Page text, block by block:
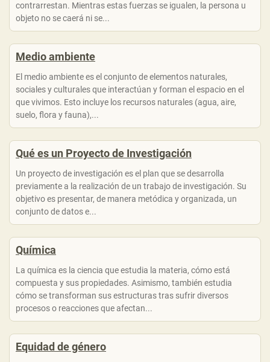
contrarrestan. Mientras estas fuerzas se igualen, la persona u
objeto no se caerá ni se...
Medio ambiente
El medio ambiente es el conjunto de elementos naturales,
sociales y culturales que interactúan y forman el espacio en el
que vivimos. Esto incluye los recursos naturales (agua, aire,
suelo, flora y fauna),...
Qué es un Proyecto de Investigación
Un proyecto de investigación es el plan que se desarrolla
previamente a la realización de un trabajo de investigación. Su
objetivo es presentar, de manera metódica y organizada, un
conjunto de datos e...
Química
La química es la ciencia que estudia la materia, cómo está
compuesta y sus propiedades. Asimismo, también estudia
cómo se transforman sus estructuras tras sufrir diversos
procesos o reacciones que afectan...
Equidad de género